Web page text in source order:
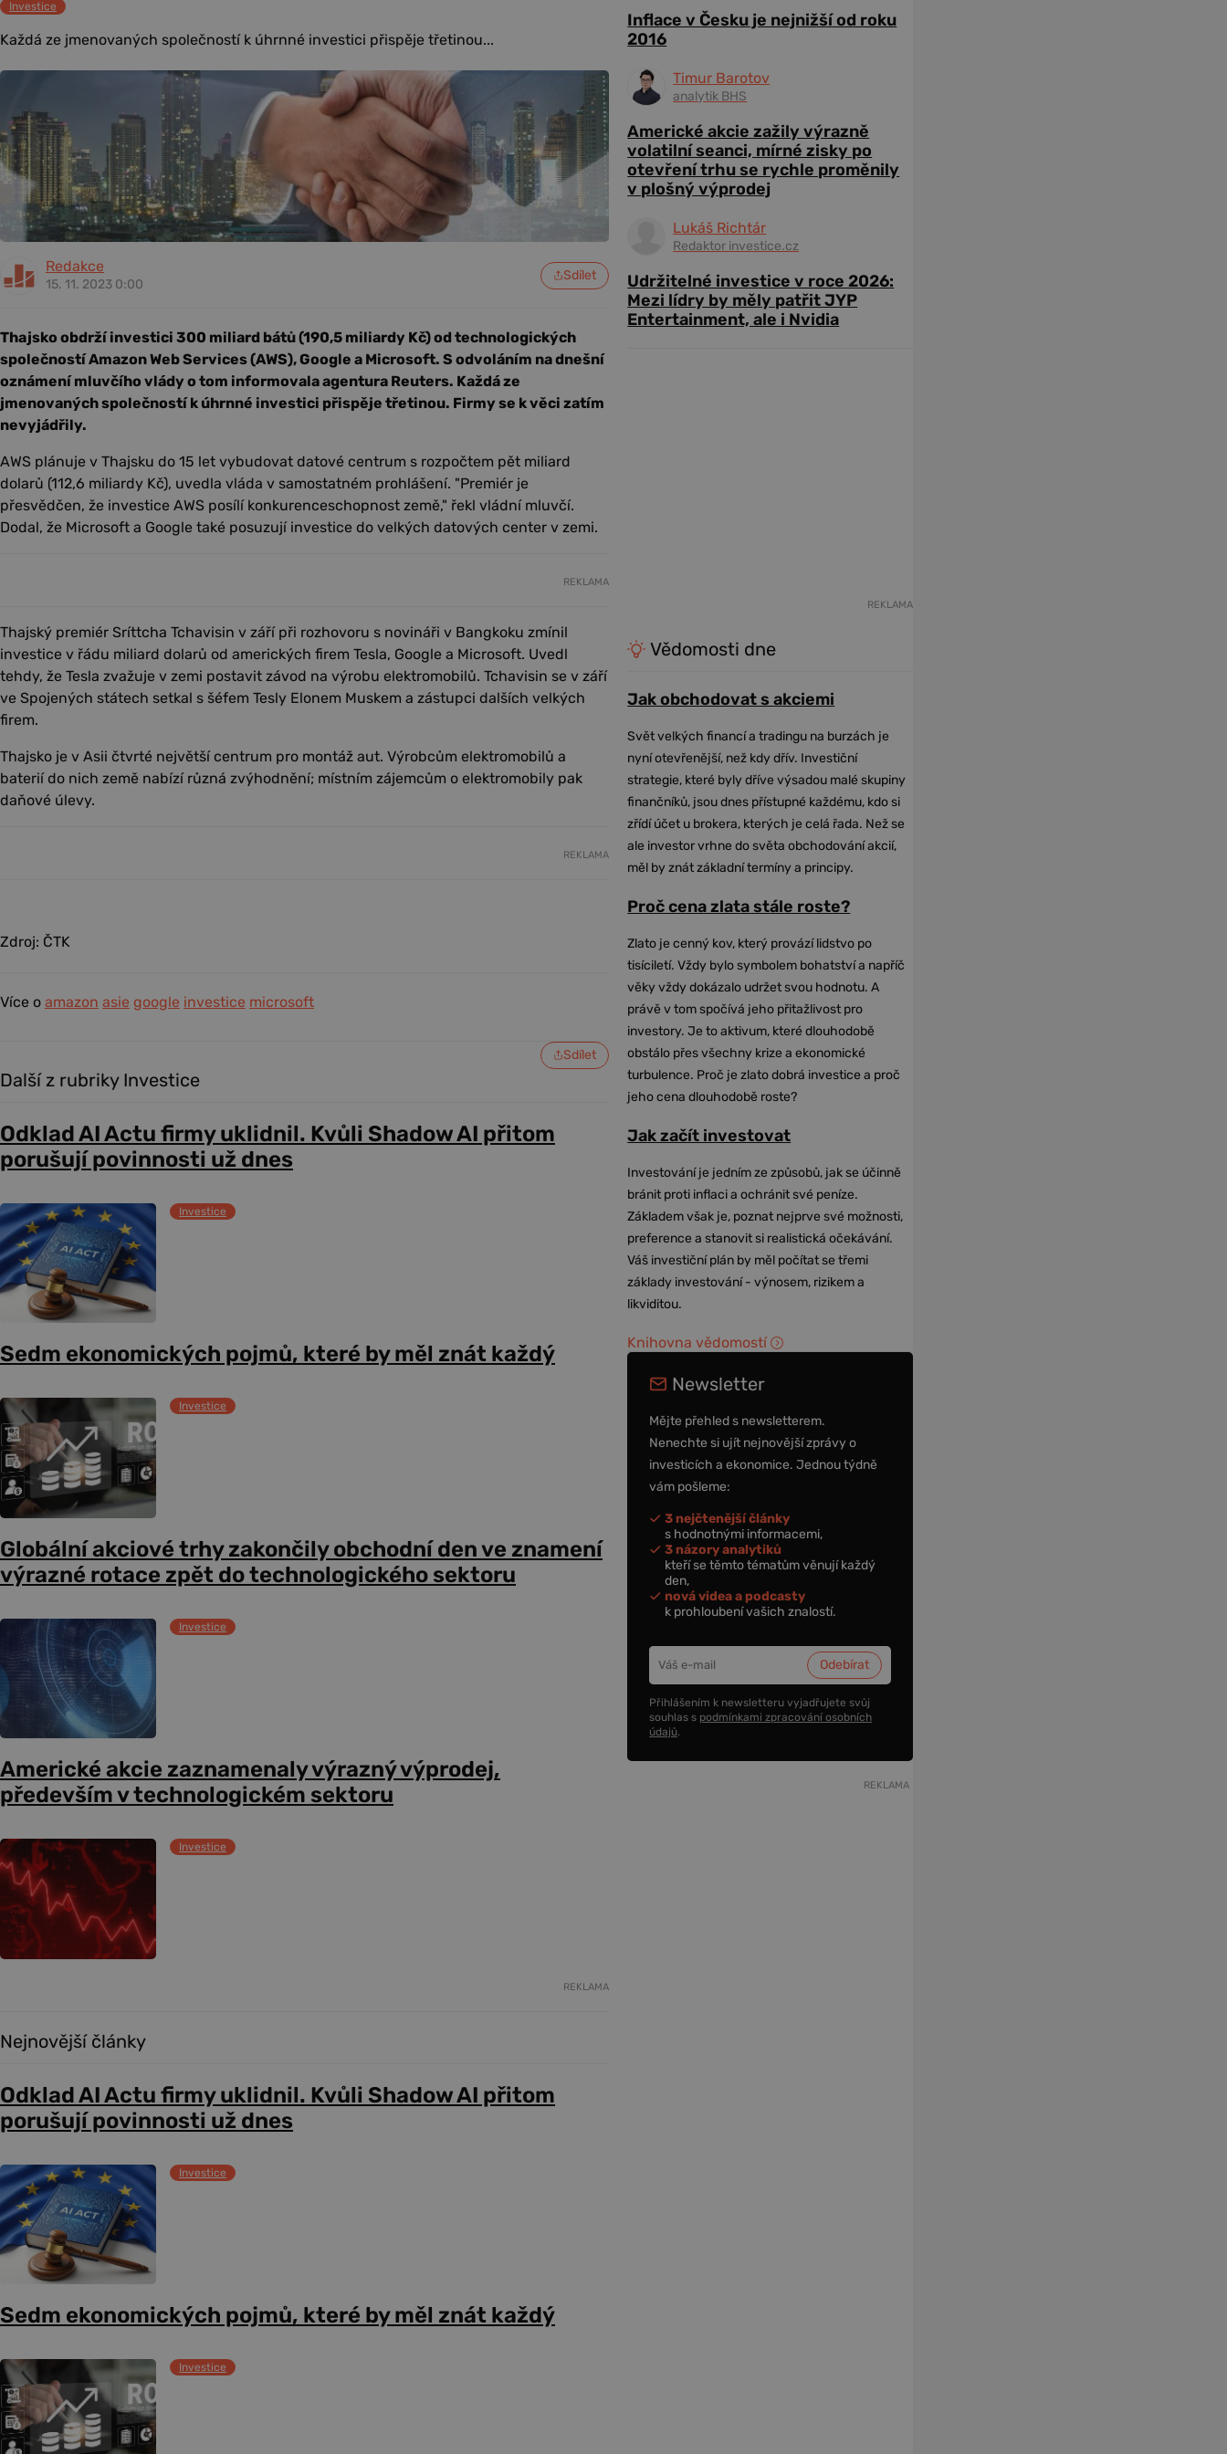
Investice
Každá ze jmenovaných společností k úhrnné investici přispěje třetinou...
Redakce
15. 11. 2023 0:00
Sdílet
Thajsko obdrží investici 300 miliard bátů (190,5 miliardy Kč) od technologických
společností Amazon Web Services (AWS), Google a Microsoft. S odvoláním na dnešní
oznámení mluvčího vlády o tom informovala agentura Reuters. Každá ze
jmenovaných společností k úhrnné investici přispěje třetinou. Firmy se k věci zatím
nevyjádřily.
AWS plánuje v Thajsku do 15 let vybudovat datové centrum s rozpočtem pět miliard
dolarů (112,6 miliardy Kč), uvedla vláda v samostatném prohlášení. "Premiér je
přesvědčen, že investice AWS posílí konkurenceschopnost země," řekl vládní mluvčí.
Dodal, že Microsoft a Google také posuzují investice do velkých datových center v zemi.
REKLAMA
Thajský premiér Sríttcha Tchavisin v září při rozhovoru s novináři v Bangkoku zmínil
investice v řádu miliard dolarů od amerických firem Tesla, Google a Microsoft. Uvedl
tehdy, že Tesla zvažuje v zemi postavit závod na výrobu elektromobilů. Tchavisin se v září
ve Spojených státech setkal s šéfem Tesly Elonem Muskem a zástupci dalších velkých
firem.
Thajsko je v Asii čtvrté největší centrum pro montáž aut. Výrobcům elektromobilů a
baterií do nich země nabízí různá zvýhodnění; místním zájemcům o elektromobily pak
daňové úlevy.
REKLAMA
Zdroj: ČTK
Více o amazon asie google investice microsoft
Sdílet
Další z rubriky Investice
Odklad AI Actu firmy uklidnil. Kvůli Shadow AI přitom
porušují povinnosti už dnes
Investice
Sedm ekonomických pojmů, které by měl znát každý
Investice
Globální akciové trhy zakončily obchodní den ve znamení
výrazné rotace zpět do technologického sektoru
Investice
Americké akcie zaznamenaly výrazný výprodej,
především v technologickém sektoru
Investice
REKLAMA
Nejnovější články
Odklad AI Actu firmy uklidnil. Kvůli Shadow AI přitom
porušují povinnosti už dnes
Investice
Sedm ekonomických pojmů, které by měl znát každý
Investice
Inflace v Česku je nejnižší od roku
2016
Timur Barotov
analytik BHS
Americké akcie zažily výrazně
volatilní seanci, mírné zisky po
otevření trhu se rychle proměnily
v plošný výprodej
Lukáš Richtár
Redaktor investice.cz
Udržitelné investice v roce 2026:
Mezi lídry by měly patřit JYP
Entertainment, ale i Nvidia
REKLAMA
Vědomosti dne
Jak obchodovat s akciemi
Svět velkých financí a tradingu na burzách je
nyní otevřenější, než kdy dřív. Investiční
strategie, které byly dříve výsadou malé skupiny
finančníků, jsou dnes přístupné každému, kdo si
zřídí účet u brokera, kterých je celá řada. Než se
ale investor vrhne do světa obchodování akcií,
měl by znát základní termíny a principy.
Proč cena zlata stále roste?
Zlato je cenný kov, který provází lidstvo po
tisíciletí. Vždy bylo symbolem bohatství a napříč
věky vždy dokázalo udržet svou hodnotu. A
právě v tom spočívá jeho přitažlivost pro
investory. Je to aktivum, které dlouhodobě
obstálo přes všechny krize a ekonomické
turbulence. Proč je zlato dobrá investice a proč
jeho cena dlouhodobě roste?
Jak začít investovat
Investování je jedním ze způsobů, jak se účinně
bránit proti inflaci a ochránit své peníze.
Základem však je, poznat nejprve své možnosti,
preference a stanovit si realistická očekávání.
Váš investiční plán by měl počítat se třemi
základy investování - výnosem, rizikem a
likviditou.
Knihovna vědomostí
Newsletter
Mějte přehled s newsletterem.
Nenechte si ujít nejnovější zprávy o
investicích a ekonomice. Jednou týdně
vám pošleme:
3 nejčtenější články
s hodnotnými informacemi,
3 názory analytiků
kteří se těmto tématům věnují každý
den,
nová videa a podcasty
k prohloubení vašich znalostí.
Přihlášením k newsletteru vyjadřujete svůj
souhlas s podmínkami zpracování osobních
údajů.
REKLAMA